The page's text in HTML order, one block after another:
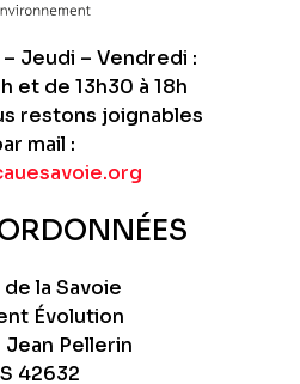
Jeudi – Vendredi :
et de 13h30 à 18h
restons joignables
mail :
de la Savoie
Évolution
Jean Pellerin
42632